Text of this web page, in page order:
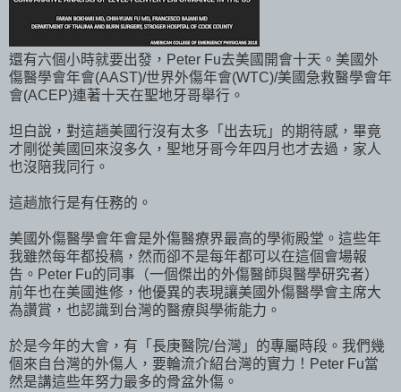
還有六個小時就要出發，Peter Fu去美國開會十天。美國外
傷醫學會年會(AAST)/世界外傷年會(WTC)/美國急救醫學會年
會(ACEP)連著十天在聖地牙哥舉行。
坦白說，對這趟美國行沒有太多「出去玩」的期待感，畢竟
才剛從美國回來沒多久，聖地牙哥今年四月也才去過，家人
也沒陪我同行。
這趟旅行是有任務的。
美國外傷醫學會年會是外傷醫療界最高的學術殿堂。這些年
我雖然每年都投稿，然而卻不是每年都可以在這個會場報
告。Peter Fu的同事（一個傑出的外傷醫師與醫學研究者）
前年也在美國進修，他優異的表現讓美國外傷醫學會主席大
為讚賞，也認識到台灣的醫療與學術能力。
於是今年的大會，有「長庚醫院/台灣」的專屬時段。我們幾
個來自台灣的外傷人，要輪流介紹台灣的實力！Peter Fu當
然是講這些年努力最多的骨盆外傷。